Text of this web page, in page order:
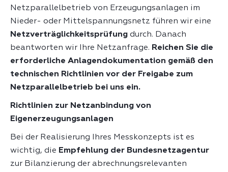
Netzparallelbetrieb von Erzeugungsanlagen im
Nieder- oder Mittelspannungsnetz führen wir eine
Netzverträglichkeitsprüfung durch. Danach
beantworten wir Ihre Netzanfrage. Reichen Sie die
erforderliche Anlagendokumentation gemäß den
technischen Richtlinien vor der Freigabe zum
Netzparallelbetrieb bei uns ein.
Richtlinien zur Netzanbindung von
Eigenerzeugungsanlagen
Bei der Realisierung Ihres Messkonzepts ist es
wichtig, die Empfehlung der Bundesnetzagentur
zur Bilanzierung der abrechnungsrelevanten